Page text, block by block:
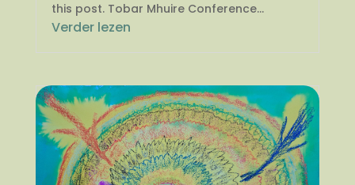
this post. Tobar Mhuire Conference...
Verder lezen